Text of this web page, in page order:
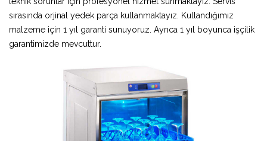
sırasında orjinal yedek parça kullanmaktayız. Kullandığımız
malzeme için 1 yıl garanti sunuyoruz. Ayrıca 1 yıl boyunca işçilik
garantimizde mevcuttur.